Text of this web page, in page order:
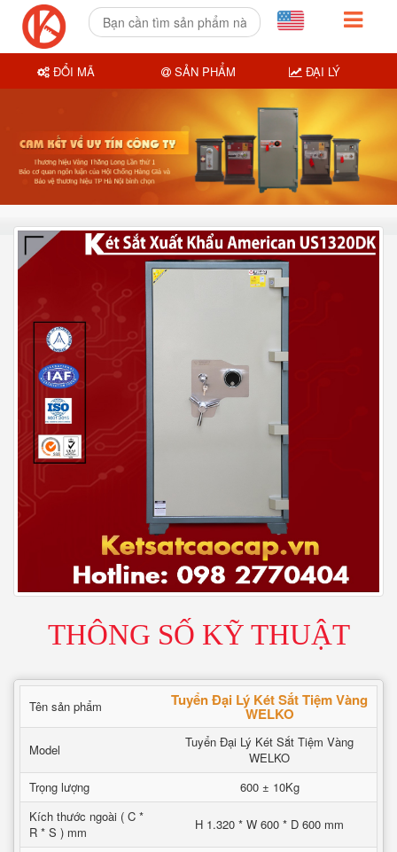
THÔNG SỐ KỸ THUẬT
Tên sản phẩm Tuyển Đại Lý Két Sắt Tiệm Vàng
WELKO
Model
Tuyển Đại Lý Két Sắt Tiệm Vàng
WELKO
Trọng lượng
600 ± 10Kg
Kích thước ngoài ( C *
R * S ) mm
H 1.320 * W 600 * D 600 mm
ĐỔI MÃ SẢN PHẨM ĐẠI LÝ